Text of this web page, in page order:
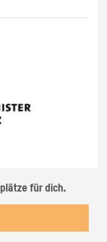
für dich.